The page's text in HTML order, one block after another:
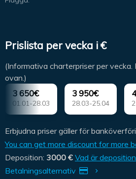
Prislista per vecka i €
(Informativa charterpriser per
ovan.)
3 650€
01.01-28.03
3 950€
28.03-25.04
Erbjudna priser gäller för
You can get more discount for more
Deposition: 3000 € Vad är
Betalningsalternativ